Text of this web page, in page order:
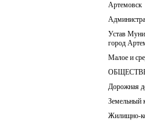
Артемовск
Устав
город
Малое и
Дорожная
Земельный
Жилищно-